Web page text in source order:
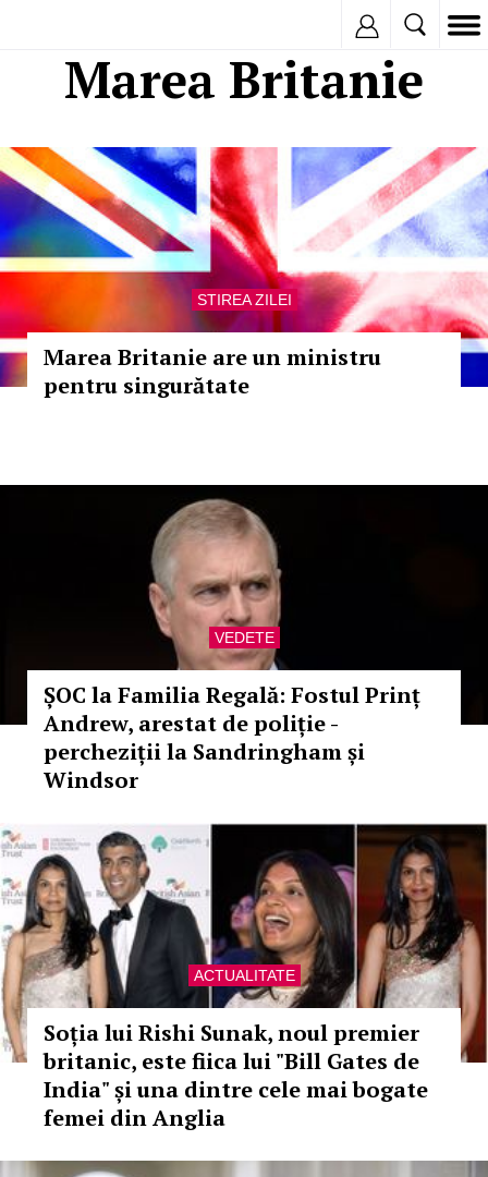
Marea Britanie
STIREA ZILEI
Marea Britanie are un ministru
pentru singurătate
VEDETE
ȘOC la Familia Regală: Fostul Prinț
Andrew, arestat de poliție -
percheziții la Sandringham și
Windsor
ACTUALITATE
Soția lui Rishi Sunak, noul premier
britanic, este fiica lui "Bill Gates de
India" și una dintre cele mai bogate
femei din Anglia